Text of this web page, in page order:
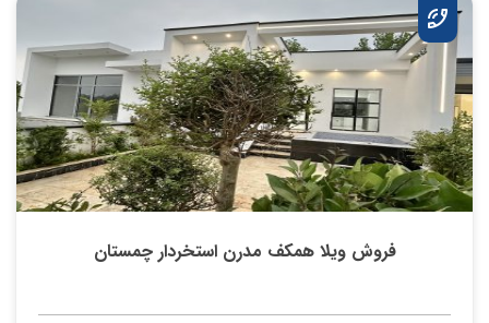
فروش ویلا همکف مدرن استخردار چمستان